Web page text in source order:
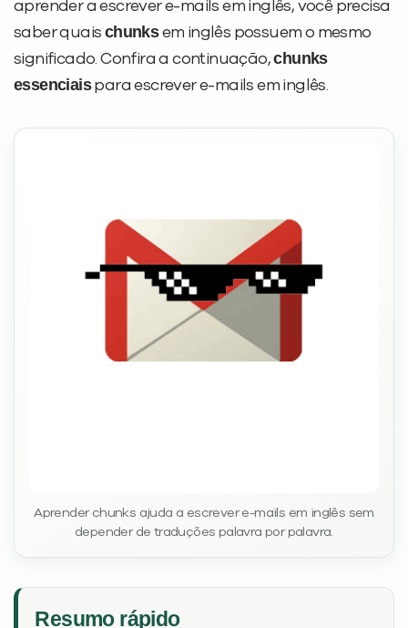
aprender a escrever e-mails em inglês, você precisa
saber quais chunksem inglês possuem o mesmo
significado. Confira a continuação,chunks
essenciaispara escrever e-mails em inglês.
Aprender chunks ajuda a escrever e-mails em inglês sem
depender de traduções palavra por palavra.
Resumo rápido
PEÇA UMA DEMONSTRAÇÃO DE MÉTODO